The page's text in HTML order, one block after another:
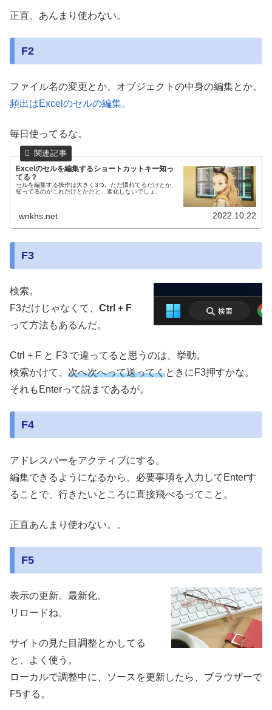
正直、あんまり使わない。
F2
ファイル名の変更とか、オブジェクトの中身の編集とか。
頻出はExcelのセルの編集。
毎日使ってるな。
Excelのセルを編集するショートカットキー知っ
てる？
セルを編集する操作は大きく3つ。ただ慣れてるだけとか、
知ってるのがこれだけとかだと、進化しないでしょ、
wnkhs.net 2022.10.22
F3
検索。
F3だけじゃなくて、 Ctrl + F
って方法もあるんだ。
Ctrl + F と F3 で違ってると思うのは、挙動。
検索かけて、 次へ次へって送ってくときにF3押すかな。
それもEnterって説まであるが。
F4
アドレスバーをアクティブにする。
編集できるようになるから、必要事項を入力してEnterす
ることで、行きたいところに直接飛べるってこと。
正直あんまり使わない。。
F5
表示の更新。最新化。
リロードね。
サイトの見た目調整とかしてる
と、よく使う。
ローカルで調整中に、ソースを更新したら、ブラウザーで
F5する。